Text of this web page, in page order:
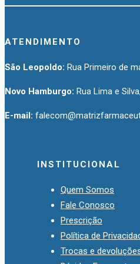
ATENDIMENTO
São Leopoldo: Rua Primeiro de
Novo Hamburgo: Rua Lima e
E-mail:
INSTITUCIONAL
Quem Somos
Fale Conosco
Prescrição
Política de
Trocas e